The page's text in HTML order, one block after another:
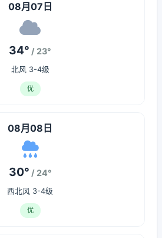
08月07日
34° / 23°
北风 3-4级
优
08月08日
30° / 24°
西北风 3-4级
优